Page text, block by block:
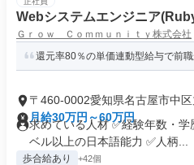
Webシステムエンジニア
Ｇｒｏｗ Ｃｏｍｍｕｎｉｔｙ株式会社
還元率80％の単価連動型給与で前
〒460-0002愛知県名古屋市中
月給30万円～60万円
求めている人材 ✅経験年数・
ベル以上の日本語能力 ✅人柄...
歩合給あり +42個